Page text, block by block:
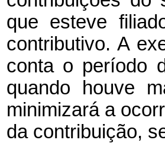
que esteve
contributivo. A
conta o período
quando houve
minimizará a
da contribuição,